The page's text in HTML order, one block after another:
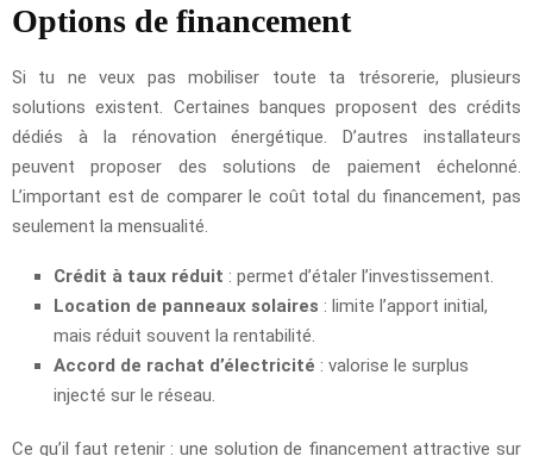
Options de financement
Si tu ne veux pas mobiliser toute ta trésorerie, plusieurs
solutions existent. Certaines banques proposent des crédits
dédiés à la rénovation énergétique. D’autres installateurs
peuvent proposer des solutions de paiement échelonné.
L’important est de comparer le coût total du financement, pas
seulement la mensualité.
Crédit à taux réduit : permet d’étaler l’investissement.
Location de panneaux solaires : limite l’apport initial,
mais réduit souvent la rentabilité.
Accord de rachat d’électricité : valorise le surplus
injecté sur le réseau.
Ce qu’il faut retenir : une solution de financement attractive sur